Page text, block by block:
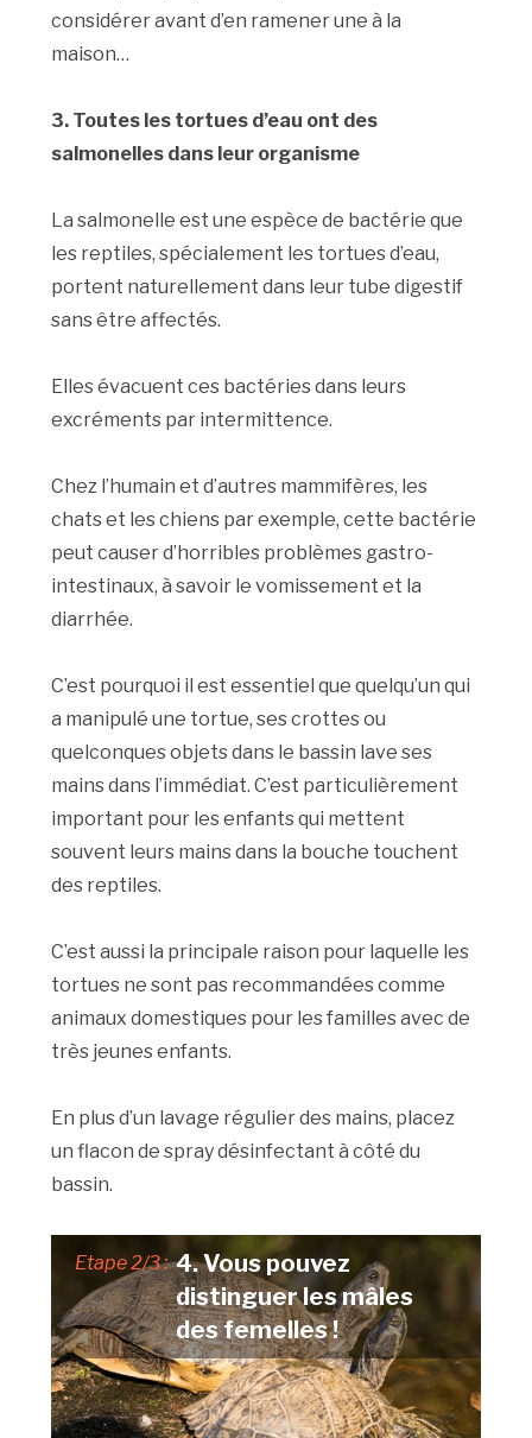
considérer avant d’en ramener une à la
maison…
3. Toutes les tortues d’eau ont des
salmonelles dans leur organisme
La salmonelle est une espèce de bactérie que
les reptiles, spécialement les tortues d’eau,
portent naturellement dans leur tube digestif
sans être affectés.
Elles évacuent ces bactéries dans leurs
excréments par intermittence.
Chez l’humain et d’autres mammifères, les
chats et les chiens par exemple, cette bactérie
peut causer d’horribles problèmes gastro-
intestinaux, à savoir le vomissement et la
diarrhée.
C’est pourquoi il est essentiel que quelqu’un qui
a manipulé une tortue, ses crottes ou
quelconques objets dans le bassin lave ses
mains dans l’immédiat. C’est particulièrement
important pour les enfants qui mettent
souvent leurs mains dans la bouche touchent
des reptiles.
C’est aussi la principale raison pour laquelle les
tortues ne sont pas recommandées comme
animaux domestiques pour les familles avec de
très jeunes enfants.
En plus d’un lavage régulier des mains, placez
un flacon de spray désinfectant à côté du
bassin.
Etape 2/3 : 4. Vous pouvez
distinguer les mâles
des femelles !